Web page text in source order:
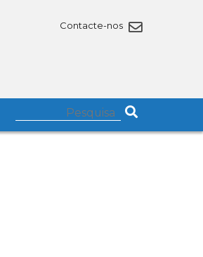
Contacte-nos